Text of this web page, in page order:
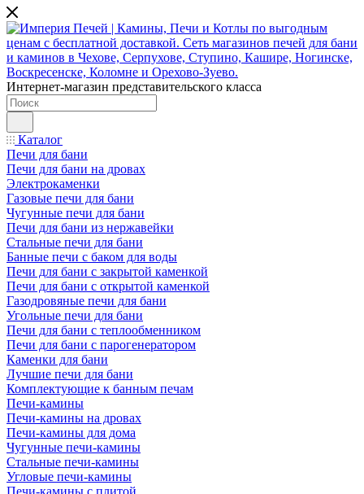
Интернет-магазин представительского класса
Каталог
Печи для бани
Печи для бани на дровах
Электрокаменки
Газовые печи для бани
Чугунные печи для бани
Печи для бани из нержавейки
Стальные печи для бани
Банные печи с баком для воды
Печи для бани с закрытой каменкой
Печи для бани с открытой каменкой
Газодровяные печи для бани
Угольные печи для бани
Печи для бани с теплообменником
Печи для бани с парогенератором
Каменки для бани
Лучшие печи для бани
Комплектующие к банным печам
Печи-камины
Печи-камины на дровах
Печи-камины для дома
Чугунные печи-камины
Стальные печи-камины
Угловые печи-камины
Печи-камины с плитой